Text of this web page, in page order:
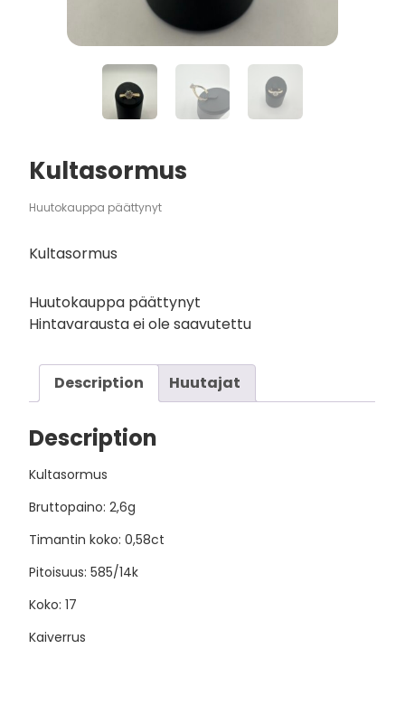
Kultasormus
Huutokauppa päättynyt
Kultasormus
Huutokauppa päättynyt
Hintavarausta ei ole saavutettu
Description Huutajat
Description
Kultasormus
Bruttopaino: 2,6g
Timantin koko: 0,58ct
Pitoisuus: 585/14k
Koko: 17
Kaiverrus